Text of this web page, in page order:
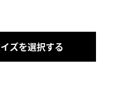
ズを選択する